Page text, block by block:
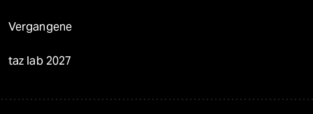
Vergangene
taz lab 2027